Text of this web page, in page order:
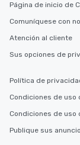
Página de inicio de
Comuníquese con
Atención al cliente
Sus opciones de
Política de
Condiciones de uso
Condiciones de uso
Publique sus